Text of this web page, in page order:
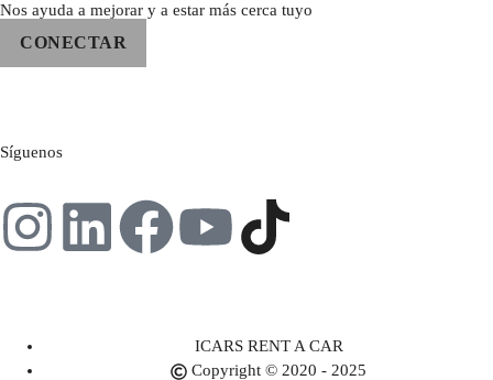
Nos ayuda a mejorar y a estar más cerca tuyo
CONECTAR
Síguenos
ICARS RENT A CAR
Copyright © 2020 - 2025